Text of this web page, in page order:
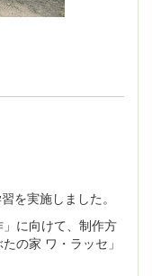
を実施しました。
に向けて、制作方
の家 ワ・ラッセ」